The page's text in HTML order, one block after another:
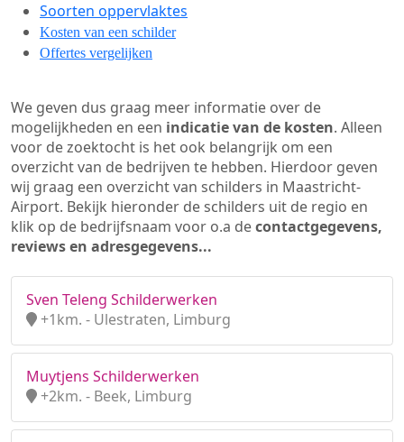
Soorten oppervlaktes
Kosten van een schilder
Offertes vergelijken
We geven dus graag meer informatie over de
mogelijkheden en een indicatie van de kosten. Alleen
voor de zoektocht is het ook belangrijk om een
overzicht van de bedrijven te hebben. Hierdoor geven
wij graag een overzicht van schilders in Maastricht-
Airport. Bekijk hieronder de schilders uit de regio en
klik op de bedrijfsnaam voor o.a decontactgegevens,
reviews en adresgegevens...
Sven Teleng Schilderwerken
+1km. - Ulestraten, Limburg
Muytjens Schilderwerken
+2km. - Beek, Limburg